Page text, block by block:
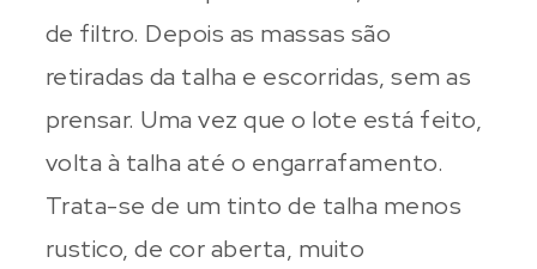
de filtro. Depois as massas são
retiradas da talha e escorridas, sem as
prensar. Uma vez que o lote está feito,
volta à talha até o engarrafamento.
Trata-se de um tinto de talha menos
rustico, de cor aberta, muito